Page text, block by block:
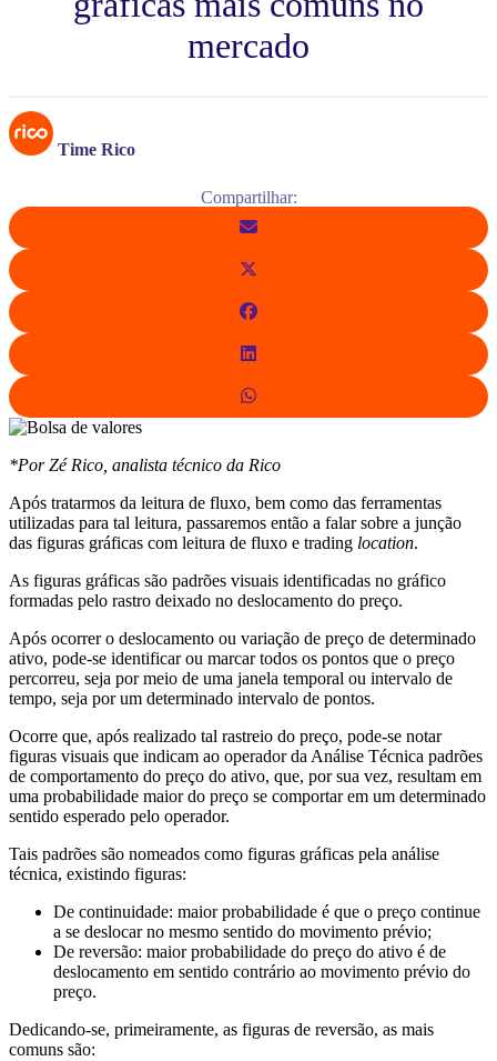
mercado
Time Rico
Compartilhar:
*Por Zé Rico, analista técnico da Rico
Após tratarmos da leitura de fluxo, bem como das ferramentas
utilizadas para tal leitura, passaremos então a falar sobre a junção
das figuras gráficas com leitura de fluxo e trading location.
As figuras gráficas são padrões visuais identificadas no gráfico
formadas pelo rastro deixado no deslocamento do preço.
Após ocorrer o deslocamento ou variação de preço de determinado
ativo, pode-se identificar ou marcar todos os pontos que o preço
percorreu, seja por meio de uma janela temporal ou intervalo de
tempo, seja por um determinado intervalo de pontos.
Ocorre que, após realizado tal rastreio do preço, pode-se notar
figuras visuais que indicam ao operador da Análise Técnica padrões
de comportamento do preço do ativo, que, por sua vez, resultam em
uma probabilidade maior do preço se comportar em um determinado
sentido esperado pelo operador.
Tais padrões são nomeados como figuras gráficas pela análise
técnica, existindo figuras:
De continuidade: maior probabilidade é que o preço continue
a se deslocar no mesmo sentido do movimento prévio;
De reversão: maior probabilidade do preço do ativo é de
deslocamento em sentido contrário ao movimento prévio do
preço.
Dedicando-se, primeiramente, as figuras de reversão, as mais
comuns são: